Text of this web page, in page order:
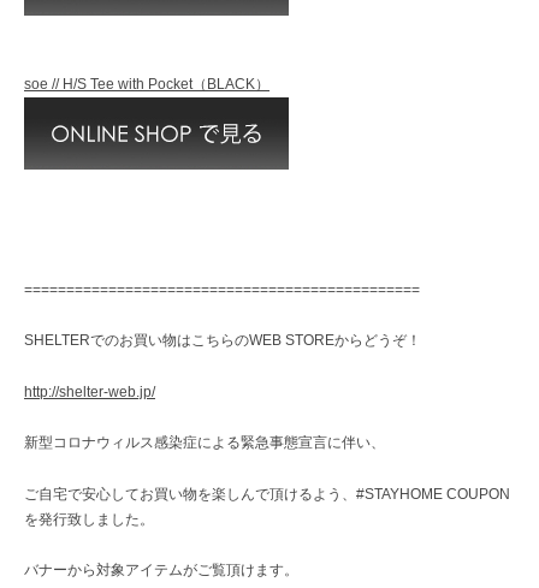
soe // H/S Tee with Pocket（BLACK）
===============================================
SHELTERでのお買い物はこちらのWEB STOREからどうぞ！
http://shelter-web.jp/
新型コロナウィルス感染症による緊急事態宣言に伴い、
ご自宅で安心してお買い物を楽しんで頂けるよう、#STAYHOME COUPON
を発行致しました。
バナーから対象アイテムがご覧頂けます。